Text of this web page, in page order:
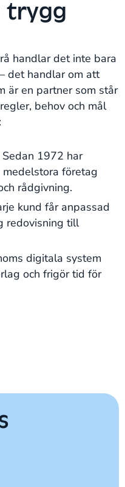
trygg
handlar det inte bara
det handlar om att
är en partner som står
behov och mål
1972 har
företag
rådgivning.
kund får anpassad
redovisning till
digitala system
och frigör tid för